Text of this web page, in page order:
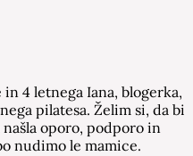
4 letnega Iana, blogerka,
pilatesa. Želim si, da bi
oporo, podporo in
nudimo le mamice.